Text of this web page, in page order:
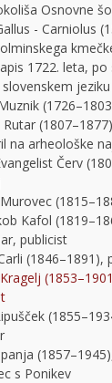
Osnovne
- Carniolus
1722. leta,
na arheološke
Červ
Kafol
publicist
s Ponikev